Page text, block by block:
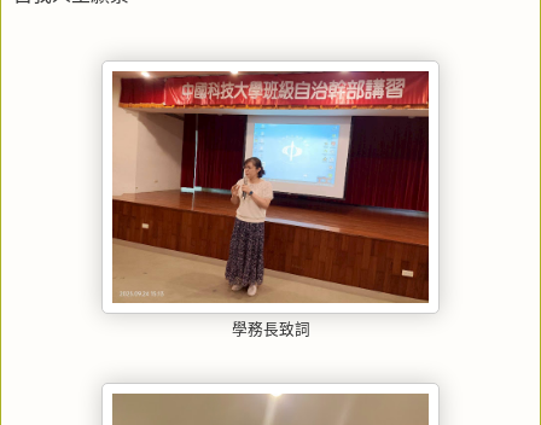
學務長致詞